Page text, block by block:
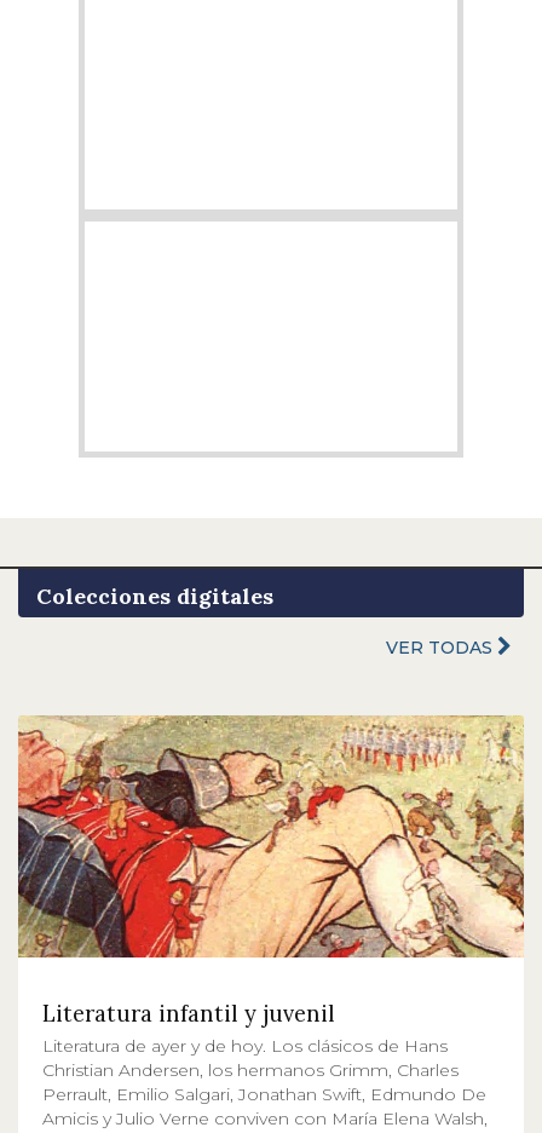
Colecciones digitales
VER TODAS
Literatura infantil y juvenil
Literatura de ayer y de hoy. Los clásicos de Hans
Christian Andersen, los hermanos Grimm, Charles
Perrault, Emilio Salgari, Jonathan Swift, Edmundo De
Amicis y Julio Verne conviven con María Elena Walsh,